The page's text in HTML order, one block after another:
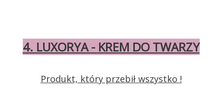
4. LUXORYA - KREM DO TWARZY
Produkt, który przebił wszystko !